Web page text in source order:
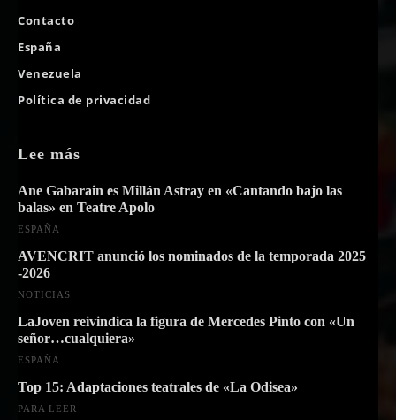
Contacto
España
Venezuela
Política de privacidad
Lee más
Ane Gabarain es Millán Astray en «Cantando bajo las
balas» en Teatre Apolo
ESPAÑA
AVENCRIT anunció los nominados de la temporada 2025
-2026
NOTICIAS
LaJoven reivindica la figura de Mercedes Pinto con «Un
señor…cualquiera»
ESPAÑA
Top 15: Adaptaciones teatrales de «La Odisea»
PARA LEER